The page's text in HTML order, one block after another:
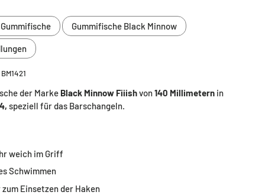
Gummifische Gummifische Black Minnow
BM1421
der Marke Black Minnow Fiiishvon140 Millimetern in
speziell für das Barschangeln.
weich im Griff
Schwimmen
Einsetzen der Haken